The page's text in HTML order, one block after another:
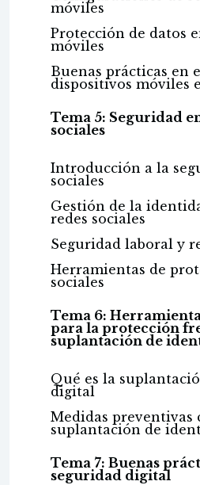
móviles
Protección de datos
móviles
Buenas prácticas en
dispositivos móviles
Tema 5: Seguridad
sociales
Introducción a la
sociales
Gestión de la
redes sociales
Seguridad laboral y
Herramientas de
sociales
Tema 6:
para la protección
suplantación de
Qué es la
digital
Medidas preventivas
suplantación de
Tema 7: Buenas
seguridad digital